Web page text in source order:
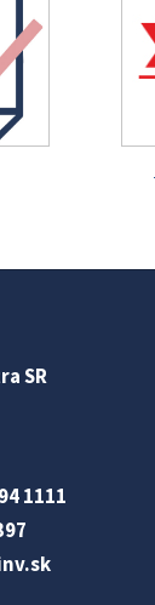
SR
1111
.sk